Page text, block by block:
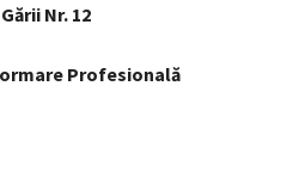
Nr. 12
Profesională